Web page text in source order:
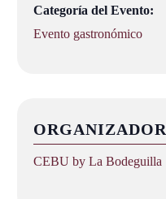
Categoría del Evento:
Evento gastronómico
ORGANIZADOR
CEBU by La Bodeguilla